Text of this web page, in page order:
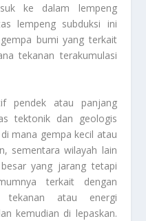
ke dalam lempeng
lempeng subduksi ini
bumi yang terkait
tekanan terakumulasi
pendek atau panjang
tektonik dan geologis
mana gempa kecil atau
sementara wilayah lain
yang jarang tetapi
terkait dengan
atau energi
kemudian di lepaskan.